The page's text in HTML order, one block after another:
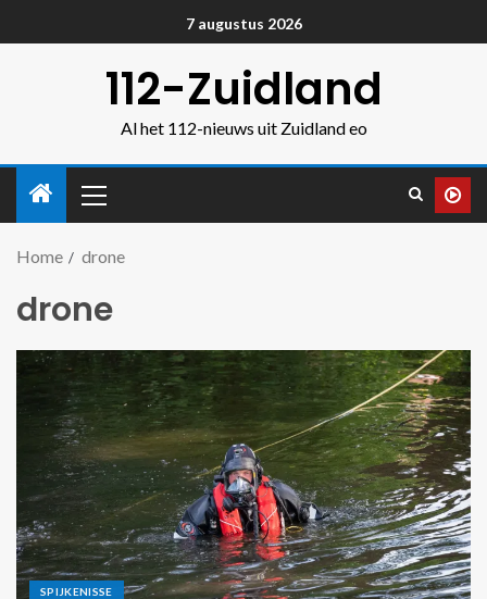
7 augustus 2026
112-Zuidland
Al het 112-nieuws uit Zuidland eo
Home drone
drone
SPIJKENISSE